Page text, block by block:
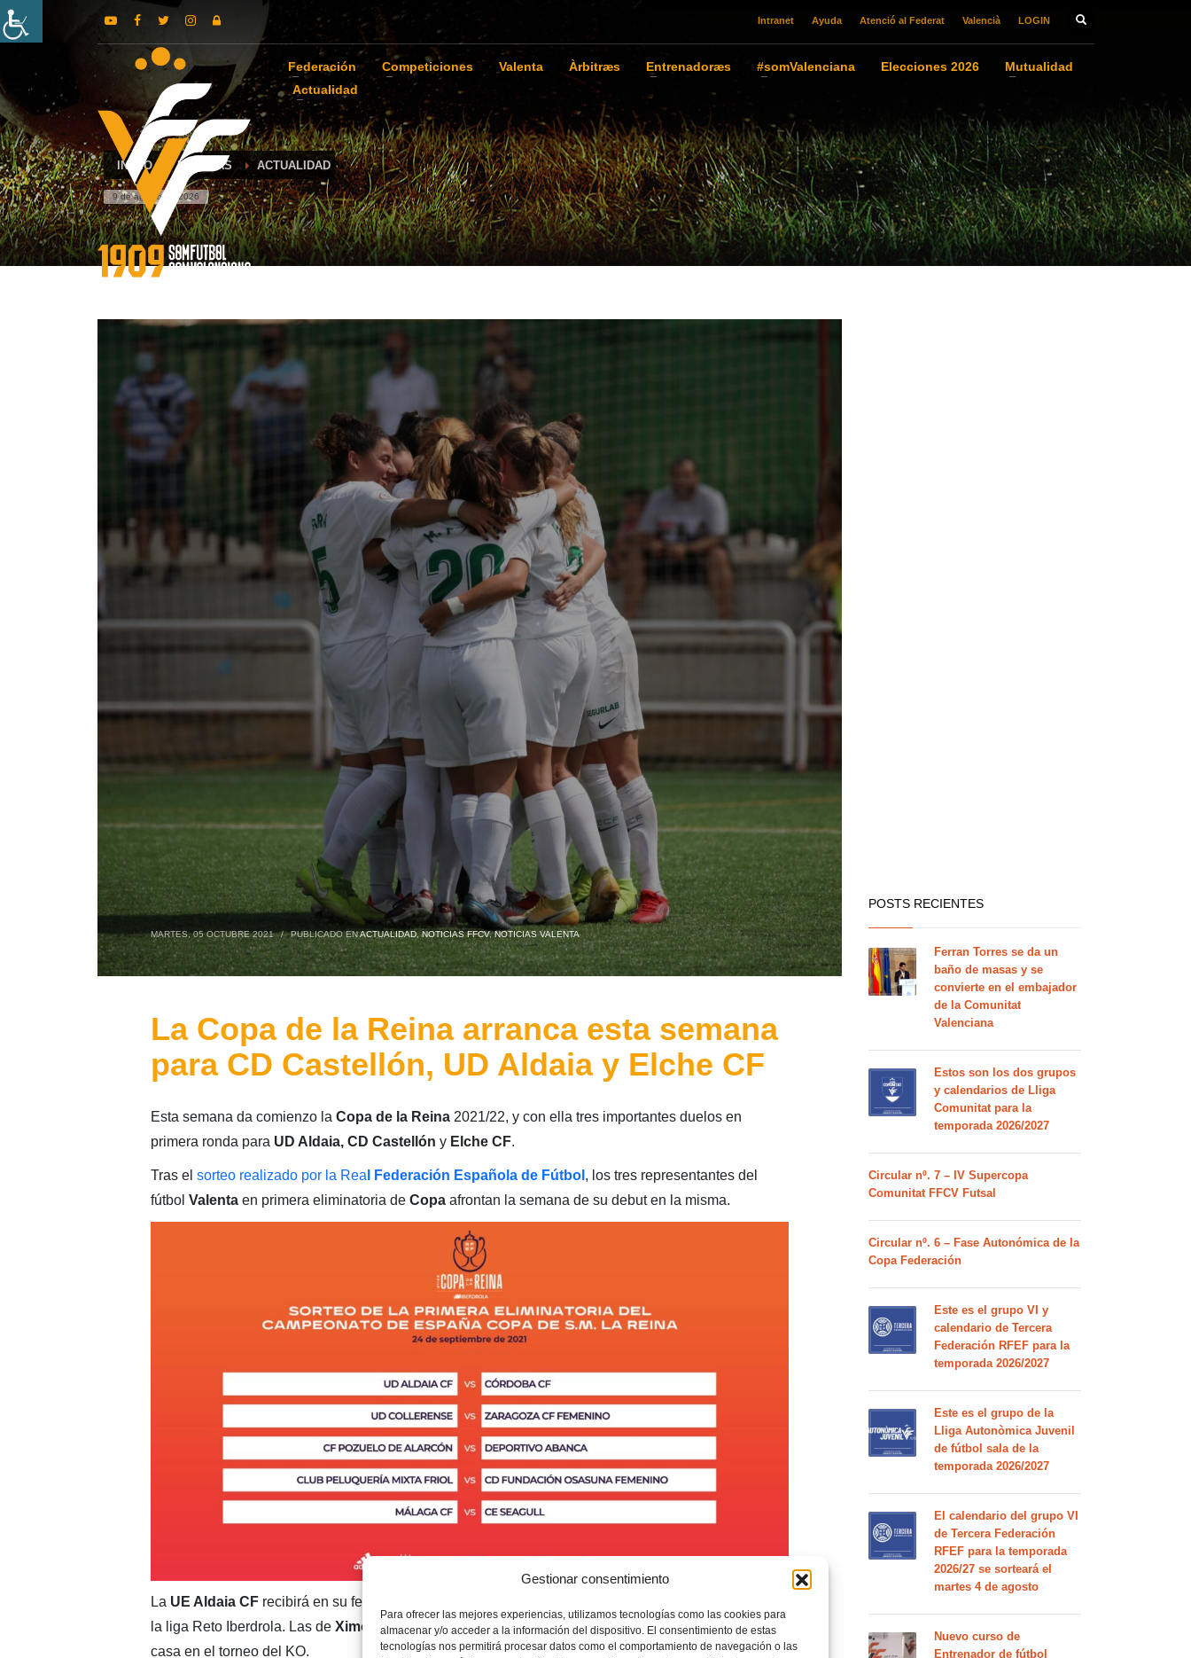
Gestionar consentimiento
Para ofrecer las mejores experiencias, utilizamos tecnologías como las cookies para
almacenar y/o acceder a la información del dispositivo. El consentimiento de estas
tecnologías nos permitirá procesar datos como el comportamiento de navegación o las
Intranet Ayuda Atenció al Federat Valencià LOGIN
Federación Competiciones Valenta Àrbitræs Entrenadoræs #somValenciana Elecciones 2026
Mutualidad
Actualidad
INICIO NOTICIAS ACTUALIDAD
9 de agosto de 2026
MARTES, 05 OCTUBRE 2021 / PUBLICADO ENACTUALIDAD,NOTICIAS FFCV,NOTICIAS VALENTA
La Copa de la Reina arranca esta semana
para CD Castellón, UD Aldaia y Elche CF
Esta semana da comienzo la Copa de la Reina2021/22, y con ella tres importantes duelos en
primera ronda para UD Aldaia, CD Castellón y Elche CF.
Tras el sorteo realizado por la Rea l Federación Española de Fútbol , los tres representantes del
fútbol Valenta en primera eliminatoria de Copa afrontan la semana de su debut en la misma.
La UE Aldaia CFrecibirá en su feudo del Polideportivo Municipal al
la liga Reto Iberdrola. Las de Ximo Villegastienen ante sí un importante objetivo para estrenarse en
casa en el torneo del KO.
POSTS RECIENTES
Ferran Torres se da un
baño de masas y se
convierte en el embajador
de la Comunitat
Valenciana
Estos son los dos grupos
y calendarios de Lliga
Comunitat para la
temporada 2026/2027
Circular nº. 7 – IV Supercopa
Comunitat FFCV Futsal
Circular nº. 6 – Fase Autonómica de la
Copa Federación
Este es el grupo VI y
calendario de Tercera
Federación RFEF para la
temporada 2026/2027
Este es el grupo de la
Lliga Autonòmica Juvenil
de fútbol sala de la
temporada 2026/2027
El calendario del grupo VI
de Tercera Federación
RFEF para la temporada
2026/27 se sorteará el
martes 4 de agosto
Nuevo curso de
Entrenador de fútbol